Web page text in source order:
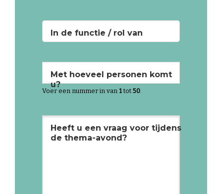
In de functie / rol van
Met hoeveel personen komt
u?
Voer een nummer in van 1tot 50
Heeft u een vraag voor tijdens
de thema-avond?